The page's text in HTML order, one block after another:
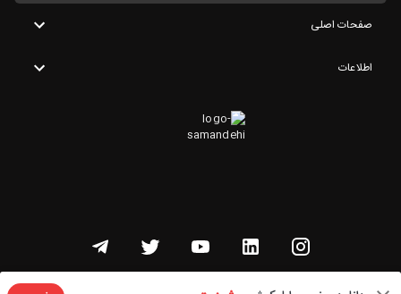
صفحات اصلی
اطلاعات
تمامی حقوق این وبسایت متعلق به شنوتو است